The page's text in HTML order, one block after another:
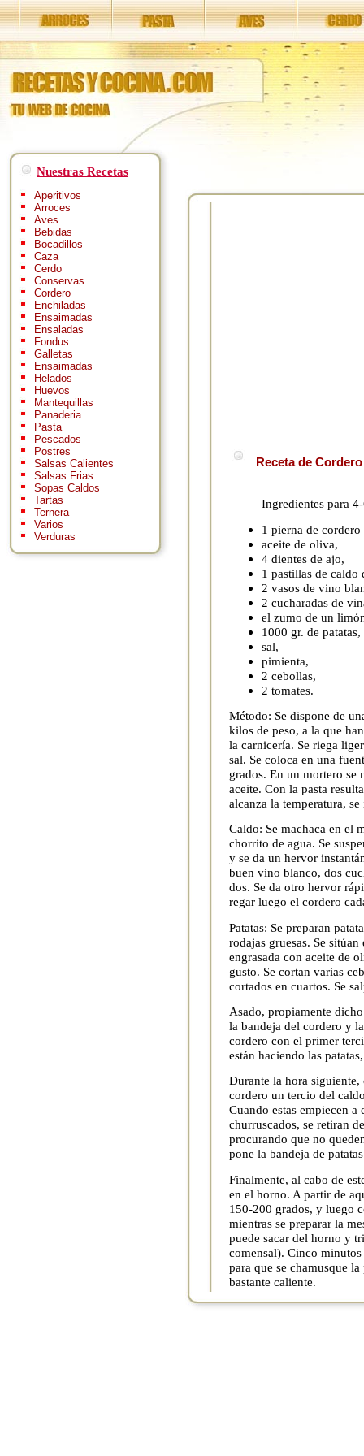
Nuestras Recetas
Aperitivos
Arroces
Aves
Bebidas
Bocadillos
Caza
Cerdo
Conservas
Cordero
Enchiladas
Ensaimadas
Ensaladas
Fondus
Galletas
Ensaimadas
Helados
Huevos
Mantequillas
Panaderia
Pasta
Pescados
Postres
Salsas Calientes
Salsas Frias
Sopas Caldos
Tartas
Ternera
Varios
Verduras
Receta de
Ingredientes para
1 pierna de
aceite de oliva,
4 dientes de ajo,
1 pastillas de caldo
2 vasos de vino
2 cucharadas de
el zumo de un
1000 gr. de patatas,
sal,
pimienta,
2 cebollas,
2 tomates.
Método: Se dispone de
kilos de peso, a la que
la carnicería. Se riega
sal. Se coloca en una
grados. En un mortero se
aceite. Con la pasta
alcanza la temperatura,
Caldo: Se machaca en el
chorrito de agua. Se
y se da un hervor
buen vino blanco, dos
dos. Se da otro hervor
regar luego el cordero
Patatas: Se preparan
rodajas gruesas. Se
engrasada con aceite de
gusto. Se cortan varias
cortados en cuartos. Se
Asado, propiamente
la bandeja del cordero y
cordero con el primer
están haciendo las
Durante la hora
cordero un tercio del
Cuando estas empiecen a
churruscados, se retiran
procurando que no
pone la bandeja de
Finalmente, al cabo de
en el horno. A partir de
150-200 grados, y luego
mientras se preparar la
puede sacar del horno y
comensal). Cinco
para que se chamusque
bastante caliente.